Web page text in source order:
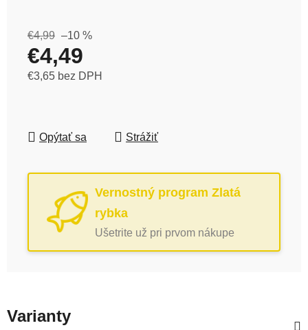
€4,99 –10 %
€4,49
€3,65 bez DPH
Opýtať sa Strážiť
Vernostný program Zlatá
rybka
Ušetrite už pri prvom nákupe
Varianty